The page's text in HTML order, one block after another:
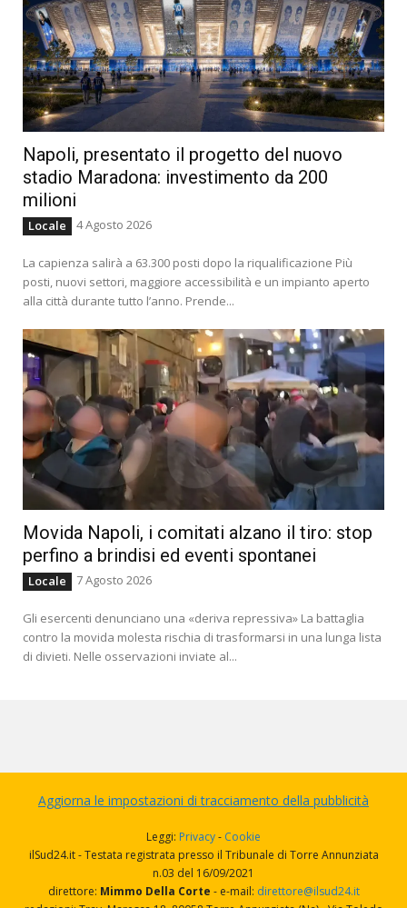
Napoli, presentato il progetto del nuovo
stadio Maradona: investimento da 200
milioni
Locale 4 Agosto 2026
La capienza salirà a 63.300 posti dopo la riqualificazione Più
posti, nuovi settori, maggiore accessibilità e un impianto aperto
alla città durante tutto l’anno. Prende...
Movida Napoli, i comitati alzano il tiro: stop
perfino a brindisi ed eventi spontanei
Locale 7 Agosto 2026
Gli esercenti denunciano una «deriva repressiva» La battaglia
contro la movida molesta rischia di trasformarsi in una lunga lista
di divieti. Nelle osservazioni inviate al...
Aggiorna le impostazioni di tracciamento della pubblicità
Leggi: Privacy- Cookie
ilSud24.it - Testata registrata presso il Tribunale di Torre Annunziata
n.03 del 16/09/2021
direttore: Mimmo Della Corte - e-mail: direttore@ilsud24.it